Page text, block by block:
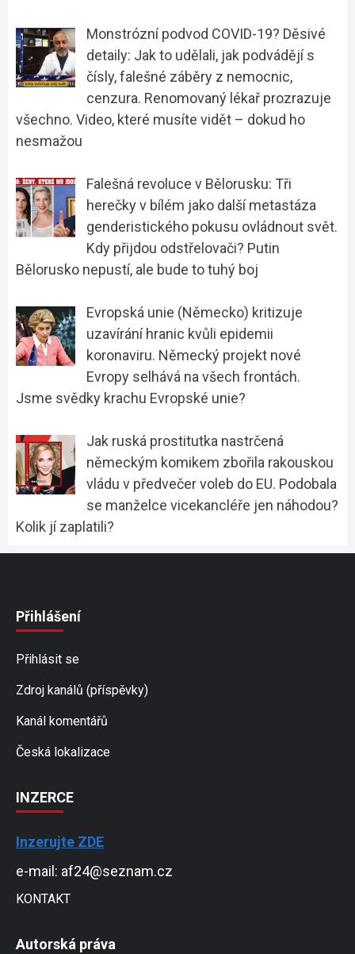
Monstrózní podvod COVID-19? Děsivé
detaily: Jak to udělali, jak podvádějí s
čísly, falešné záběry z nemocnic,
cenzura. Renomovaný lékař prozrazuje
všechno. Video, které musíte vidět – dokud ho
nesmažou
Falešná revoluce v Bělorusku: Tři
herečky v bílém jako další metastáza
genderistického pokusu ovládnout svět.
Kdy přijdou odstřelovači? Putin
Bělorusko nepustí, ale bude to tuhý boj
Evropská unie (Německo) kritizuje
uzavírání hranic kvůli epidemii
koronaviru. Německý projekt nové
Evropy selhává na všech frontách.
Jsme svědky krachu Evropské unie?
Jak ruská prostitutka nastrčená
německým komikem zbořila rakouskou
vládu v předvečer voleb do EU. Podobala
se manželce vicekancléře jen náhodou?
Kolik jí zaplatili?
Přihlášení
Přihlásit se
Zdroj kanálů (příspěvky)
Kanál komentářů
Česká lokalizace
INZERCE
Inzerujte ZDE
e-mail: af24@seznam.cz
KONTAKT
Autorská práva